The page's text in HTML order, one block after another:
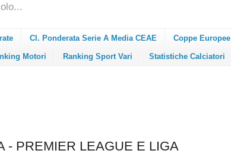
Cl. Ponderata Serie A Media CEAE Coppe Europee
Motori Ranking Sport Vari Statistiche Calciatori
- PREMIER LEAGUE E LIGA